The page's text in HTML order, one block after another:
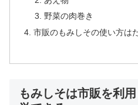
野菜の肉巻き
市販のもみしその使い方は
もみしそは市販を利